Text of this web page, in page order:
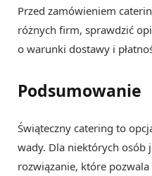
Przed zamówieniem
różnych firm, sprawdzić
o warunki dostawy i
Podsumowanie
Świąteczny catering to
wady. Dla niektórych osób
rozwiązanie, które pozwala